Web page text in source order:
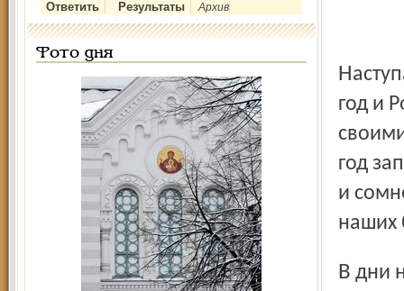
Архив
Фото дня
Наступают самые добрые и светлые праздники – Новый
год и
год
и
наших
В дни новогодних и рождественских торжеств мы